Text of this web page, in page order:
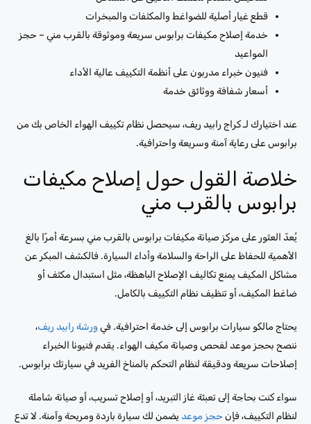
قطع غيار أصلية للضواغط والمكثفات والمبخرات
خدمة إصلاح مكيفات برابوس سريعة وموثوقة بالقرب مني – حجز
المواعيد
فنيون خبراء مدربون على أنظمة التكييف عالية الأداء
أسعار شفافة ووثائق خدمة
عند اختيارك لـ كراج رابيد ريف، سيحصل نظام تكييف الهواء الخاص بك من
برابوس على رعاية آمنة وسريعة واحترافية.
خلاصة القول حول إصلاح مكيفات
برابوس بالقرب مني
يُعدّ العثور على مركز صيانة مكيفات برابوس بالقرب مني بسرعة أمرًا بالغ
الأهمية للحفاظ على الراحة والسلامة وأداء السيارة. فالكشف المبكر عن
مشاكل المكيف يمنع تكاليف الإصلاح الباهظة، مثل استبدال مكثف أو
ضاغط المكيف، أو تنظيف نظام التكييف بالكامل.
يحتاج مالكو سيارات برابوس إلى خدمة احترافية. في ورشة رابيد ريف،
ننصح بحجز موعد لفحص وصيانة مكيف الهواء. يقدم فنيونا الخبراء
إصلاحات سريعة ودقيقة لنظام التحكم بالمناخ الفريد في سيارتك برابوس.
سواء كنت بحاجة إلى تعبئة غاز التبريد، أو إصلاح تسريب، أو صيانة شاملة
لنظام التكييف، فإن حجز موعد يضمن لك سيارة باردة ومريحة وآمنة. لا تدع